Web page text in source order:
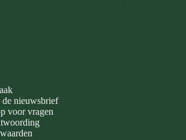
nieuwsbrief
voor vragen